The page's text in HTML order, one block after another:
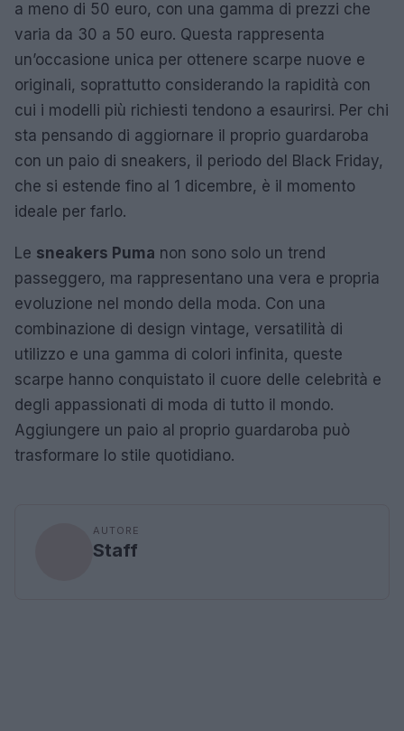
a meno di 50 euro, con una gamma di prezzi che
varia da 30 a 50 euro. Questa rappresenta
un’occasione unica per ottenere scarpe nuove e
originali, soprattutto considerando la rapidità con
cui i modelli più richiesti tendono a esaurirsi. Per chi
sta pensando di aggiornare il proprio guardaroba
con un paio di sneakers, il periodo del Black Friday,
che si estende fino al 1 dicembre, è il momento
ideale per farlo.
Le sneakers Puma non sono solo un trend
passeggero, ma rappresentano una vera e propria
evoluzione nel mondo della moda. Con una
combinazione di design vintage, versatilità di
utilizzo e una gamma di colori infinita, queste
scarpe hanno conquistato il cuore delle celebrità e
degli appassionati di moda di tutto il mondo.
Aggiungere un paio al proprio guardaroba può
trasformare lo stile quotidiano.
AUTORE
Staff